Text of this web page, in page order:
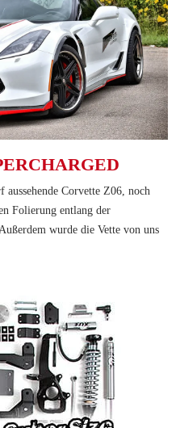
aussehende Corvette Z06, noch
Folierung entlang der
wurde die Vette von uns